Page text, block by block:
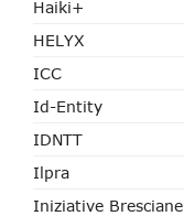
Haiki+
HELYX
ICC
Id-Entity
IDNTT
Ilpra
Iniziative Bresciane